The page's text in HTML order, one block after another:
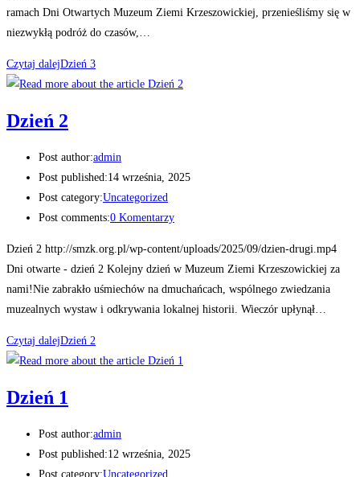
ramach Dni Otwartych Muzeum Ziemi Krzeszowickiej, przenieśliśmy się w
niezwykłą podróż do czasów,…
Czytaj dalejDzień 3
Dzień 2
Post author:admin
Post published:14 września, 2025
Post category:Uncategorized
Post comments:0 Komentarzy
Dzień 2 http://smzk.org.pl/wp-content/uploads/2025/09/dzien-drugi.mp4
Dni otwarte - dzień 2 Kolejny dzień w Muzeum Ziemi Krzeszowickiej za
nami!Nie zabrakło uśmiechów na dmuchańcach, wspólnego zwiedzania
muzealnych wystaw i odkrywania lokalnej historii. Wieczór upłynął…
Czytaj dalejDzień 2
Dzień 1
Post author:admin
Post published:12 września, 2025
Post category:Uncategorized